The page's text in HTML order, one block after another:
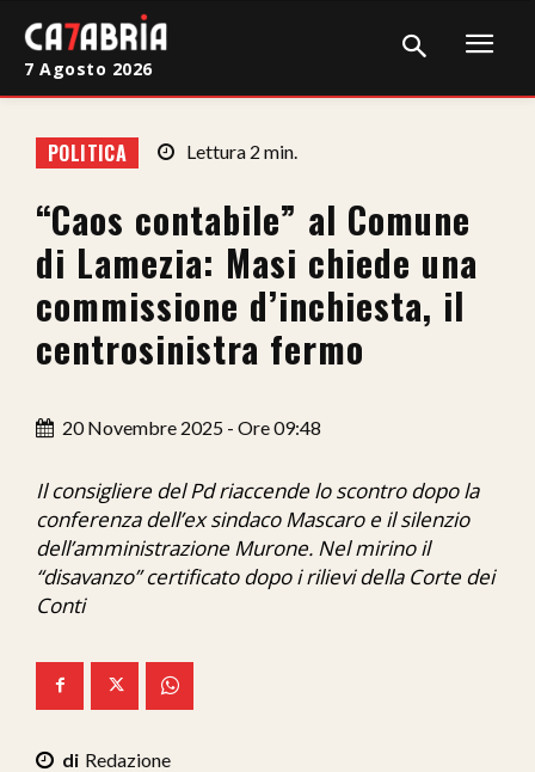
Cronaca
Giudiziaria
Politica
Sport
Sanità
Economia
Ita-Mondo
C7 Play
We Calabria
Mix Zone
7 Agosto 2026
POLITICA Lettura 2 min.
“Caos contabile” al Comune
di Lamezia: Masi chiede una
commissione d’inchiesta, il
centrosinistra fermo
20 Novembre 2025 - Ore 09:48
Il consigliere del Pd riaccende lo scontro dopo la
conferenza dell’ex sindaco Mascaro e il silenzio
dell’amministrazione Murone. Nel mirino il
“disavanzo” certificato dopo i rilievi della Corte dei
Conti
Redazione